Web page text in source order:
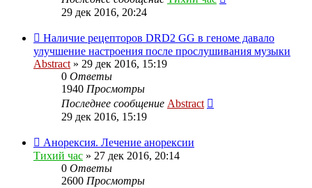
29 дек 2016, 20:24
Наличие рецепторов DRD2 GG в геноме давало
улучшение настроения после прослушивания музыки
Abstract » 29 дек 2016, 15:19
0 Ответы
1940 Просмотры
Последнее сообщение Abstract
29 дек 2016, 15:19
Анорексия. Лечение анорексии
Тихий час » 27 дек 2016, 20:14
0 Ответы
2600 Просмотры